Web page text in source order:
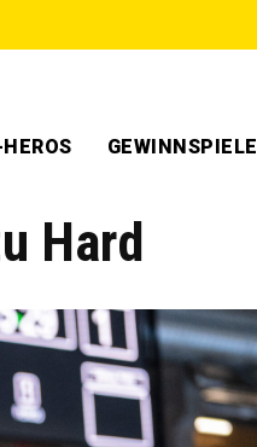
GEWINNSPIELE
Hard